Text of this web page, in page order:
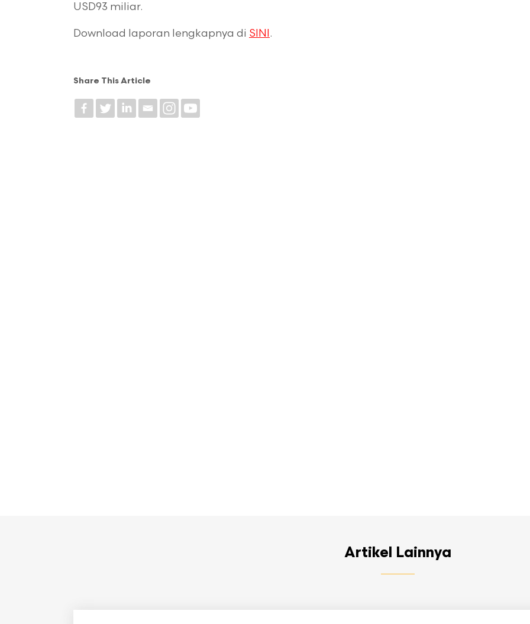
USD93 miliar.
Download laporan lengkapnya di SINI .
Share This Article
Artikel Lainnya